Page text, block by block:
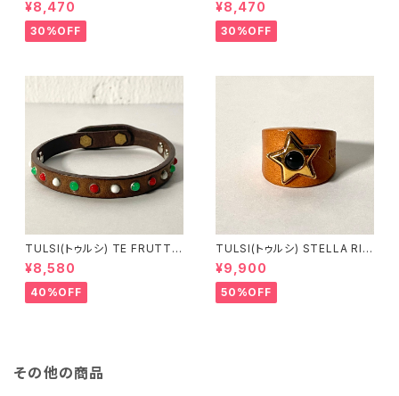
ェットパンツ ブラック
¥8,470
30%OFF
ーブＴシャツ
¥8,470
30%OFF
TULSI(トゥルシ) TE FRUTTI
NO BIANCO ROSSO VERDE
¥8,580
40%OFF
TULSI(トゥルシ) STELLA RIN
G ONICE
¥9,900
50%OFF
その他の商品